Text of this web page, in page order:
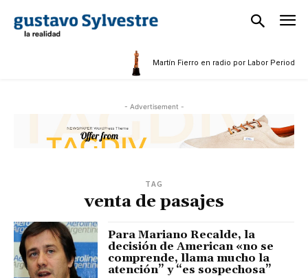
Martín Fierro en radio por Labor
- Advertisement -
TAG
venta de pasajes
Para Mariano Recalde, la
decisión de American «no se
comprende, llama mucho la
atención” y “es sospechosa”